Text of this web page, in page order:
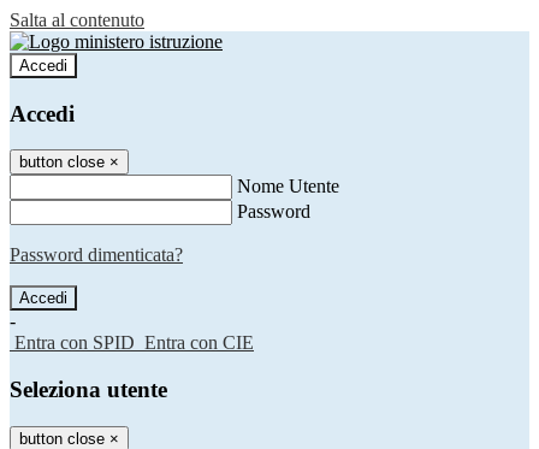
Salta al contenuto
Accedi
Accedi
button close ×
Nome Utente
Password
Password dimenticata?
-
Entra con SPID Entra con CIE
Seleziona utente
button close ×